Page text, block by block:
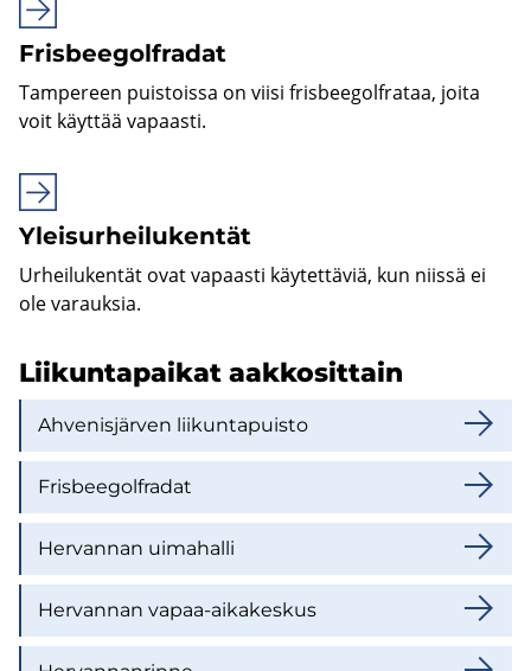
Fris­bee­gol­fra­dat
Tam­pe­reen puis­tois­sa on viisi fris­bee­gol­fra­taa, joita
voit käyt­tää va­paas­ti.
Ylei­sur­hei­lu­ken­tät
Ur­hei­lu­ken­tät ovat va­paas­ti käy­tet­tä­viä, kun niis­sä ei
ole va­rauk­sia.
Lii­kun­ta­pai­kat aak­ko­sit­tain
Ah­ve­nis­jär­ven lii­kun­ta­puis­to
Fris­bee­gol­fra­dat
Her­van­nan ui­ma­hal­li
Her­van­nan vapaa-​aikakeskus